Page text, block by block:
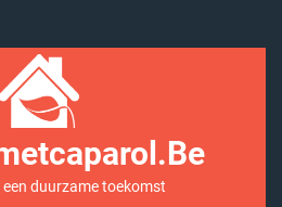
een duurzame toekomst